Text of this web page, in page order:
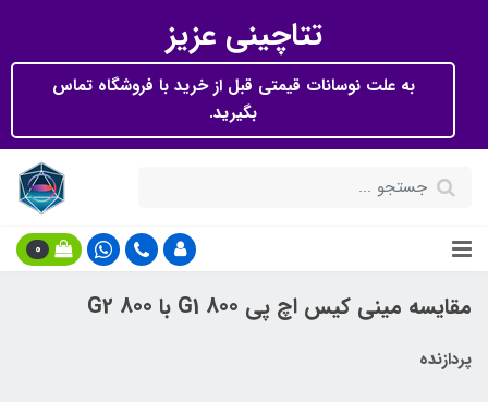
تتاچینی عزیز
به علت نوسانات قیمتی قبل از خرید با فروشگاه تماس
بگیرید.
0
مقایسه مینی کیس اچ پی 800 G1 با 800 G2
پردازنده